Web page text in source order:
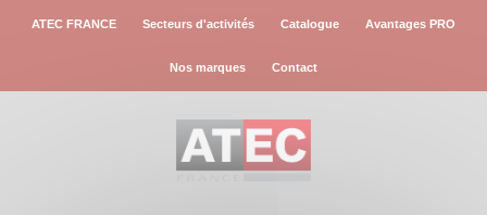
ATEC FRANCE Secteurs d'activités Catalogue Avantages PRO
Nos marques Contact